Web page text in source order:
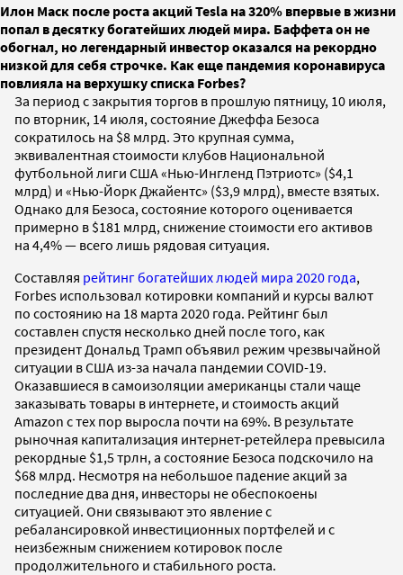
Илон Маск после роста акций Tesla на 320% впервые в жизни
попал в десятку богатейших людей мира. Баффета он не
обогнал, но легендарный инвестор оказался на рекордно
низкой для себя строчке. Как еще пандемия коронавируса
повлияла на верхушку списка Forbes?
За период с закрытия торгов в прошлую пятницу, 10 июля,
по вторник, 14 июля, состояние Джеффа Безоса
сократилось на $8 млрд. Это крупная сумма,
эквивалентная стоимости клубов Национальной
футбольной лиги США «Нью-Ингленд Пэтриотс» ($4,1
млрд) и «Нью-Йорк Джайентс» ($3,9 млрд), вместе взятых.
Однако для Безоса, состояние которого оценивается
примерно в $181 млрд, снижение стоимости его активов
на 4,4% — всего лишь рядовая ситуация.
Составляя рейтинг богатейших людей мира 2020 года,
Forbes использовал котировки компаний и курсы валют
по состоянию на 18 марта 2020 года. Рейтинг был
составлен спустя несколько дней после того, как
президент Дональд Трамп объявил режим чрезвычайной
ситуации в США из-за начала пандемии COVID-19.
Оказавшиеся в самоизоляции американцы стали чаще
заказывать товары в интернете, и стоимость акций
Amazon с тех пор выросла почти на 69%. В результате
рыночная капитализация интернет-ретейлера превысила
рекордные $1,5 трлн, а состояние Безоса подскочило на
$68 млрд. Несмотря на небольшое падение акций за
последние два дня, инвесторы не обеспокоены
ситуацией. Они связывают это явление с
ребалансировкой инвестиционных портфелей и с
неизбежным снижением котировок после
продолжительного и стабильного роста.